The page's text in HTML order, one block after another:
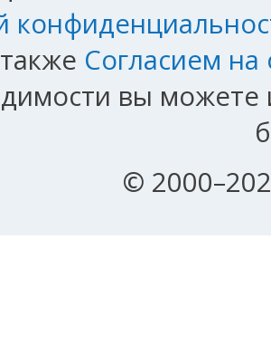
Согласием
вы можете
©